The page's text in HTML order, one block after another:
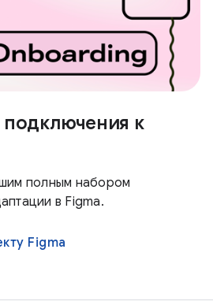
к
полным набором
в Figma.
Figma